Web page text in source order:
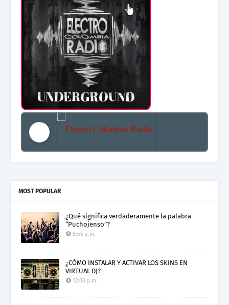
MOST POPULAR
¿Qué significa verdaderamente la palabra
“Puchojenso”?
8:55 p.m.
¿CÓMO INSTALAR Y ACTIVAR LOS SKINS EN
VIRTUAL DJ?
12:00 p.m.